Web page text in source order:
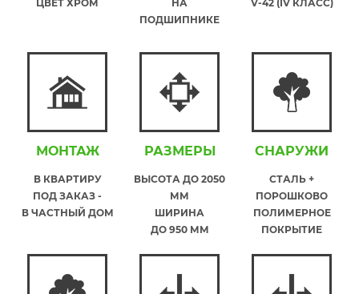
ЦВЕТ ХРОМ
НА
ПОДШИПНИКЕ
V-42 (IV КЛАСС)
МОНТАЖ
В КВАРТИРУ
ПОД ЗАКАЗ -
В ЧАСТНЫЙ ДОМ
РАЗМЕРЫ
ВЫСОТА ДО 2050
ММ
ШИРИНА
ДО 950 ММ
СНАРУЖИ
СТАЛЬ +
ПОРОШКОВО
ПОЛИМЕРНОЕ
ПОКРЫТИЕ